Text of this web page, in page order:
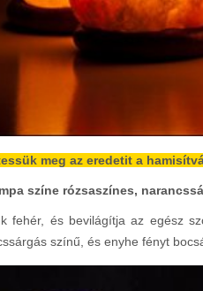
meg az eredetit a
színe rózsaszínes,
fehér, és bevilágítja az egész
színű, és enyhe fényt